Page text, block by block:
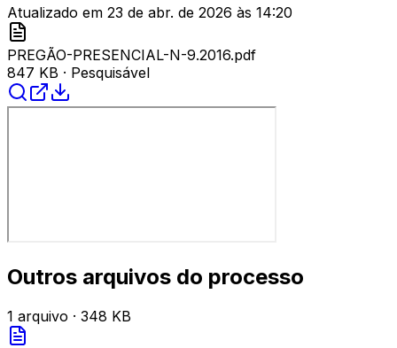
Atualizado em 23 de abr. de 2026 às 14:20
PREGÃO-PRESENCIAL-N-9.2016.pdf
847 KB · Pesquisável
Outros arquivos do processo
1 arquivo · 348 KB